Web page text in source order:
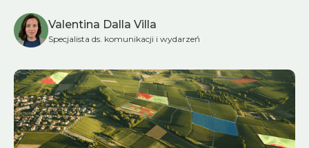
Valentina Dalla Villa
Specjalista ds. komunikacji i wydarzeń